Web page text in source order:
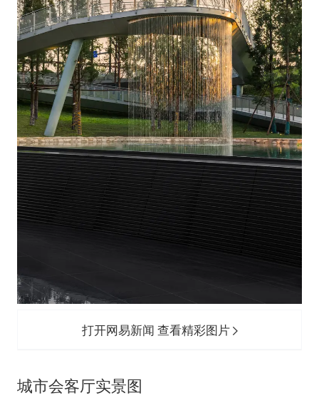
打开网易新闻 查看精彩图片
城市会客厅实景图